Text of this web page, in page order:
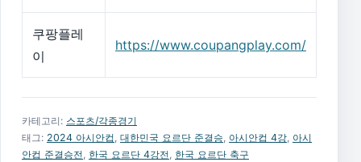
쿠팡플레
이
https://www.coupangplay.com/
카테고리: 스포츠/각종경기
태그: 2024 아시안컵 대한민국 요르단 준결승 아시안컵 4강 아시
안컵 준결승전 한국 요르단 4강전 한국 요르단 축구